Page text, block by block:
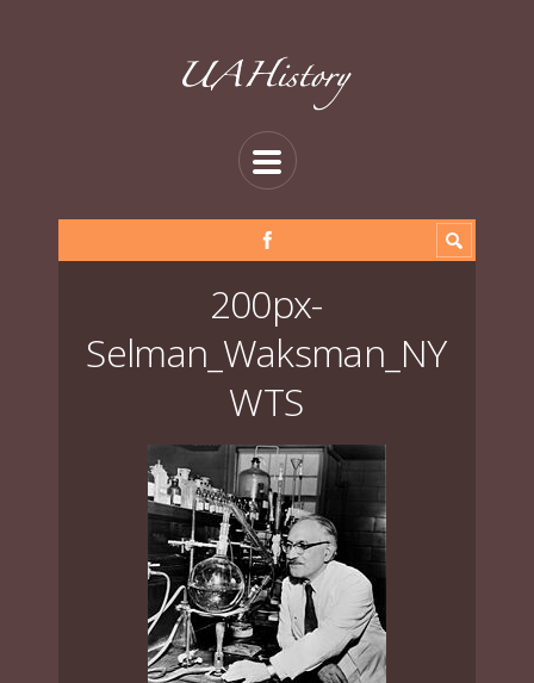
200px-
Selman_Waksman_NY
WTS